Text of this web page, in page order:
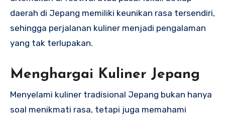
daerah di Jepang memiliki keunikan rasa tersendiri,
sehingga perjalanan kuliner menjadi pengalaman
yang tak terlupakan.
Menghargai Kuliner Jepang
Menyelami kuliner tradisional Jepang bukan hanya
soal menikmati rasa, tetapi juga memahami